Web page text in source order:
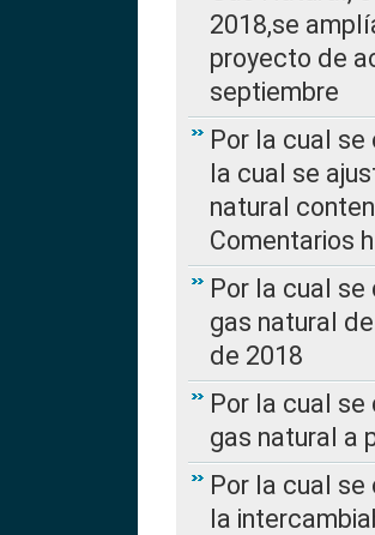
2018,se
proyecto de
septiembre
Por la cual se
la cual se
natural
Comentarios
Por la cual
gas natural
de 2018
Por la cual
gas natural a
Por la cual
la